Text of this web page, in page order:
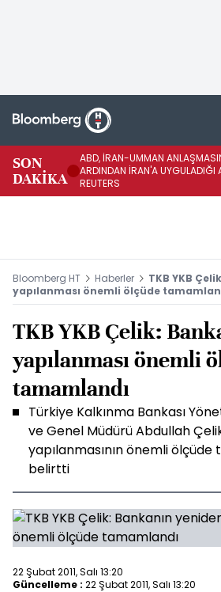
SON
DAKİKA
ABD, İRAN-UMMAN
ARDINDAN İRAN'A UYGULADIĞI
REUTERS
Bloomberg HT Haberler
TKB YKB
yapılanması önemli ölçüde
TKB YKB Çelik:
yapılanması önemli
tamamlandı
Türkiye Kalkınma Bankası
ve Genel Müdürü Abdullah
yapılanmasının önemli ölçüde
belirtti
22 Şubat 2011, Salı 13:20
Güncelleme : 22 Şubat 2011, Salı 13:20